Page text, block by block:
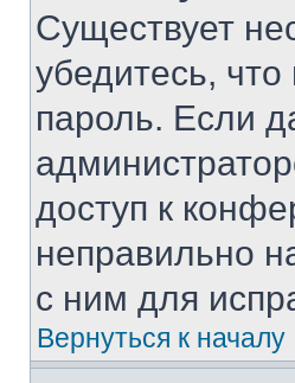
Существует
убедитесь,
пароль. Если
доступ к
неправильно
с ним для
Вернуться к началу